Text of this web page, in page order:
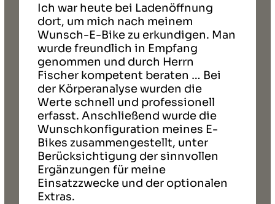
Ich war heute bei Ladenöffnung
dort, um mich nach meinem
Wunsch-E-Bike zu erkundigen. Man
wurde freundlich in Empfang
genommen und durch Herrn
Fischer kompetent beraten … Bei
der Körperanalyse wurden die
Werte schnell und professionell
erfasst. Anschließend wurde die
Wunschkonfiguration meines E-
Bikes zusammengestellt, unter
Berücksichtigung der sinnvollen
Ergänzungen für meine
Einsatzzwecke und der optionalen
Extras.